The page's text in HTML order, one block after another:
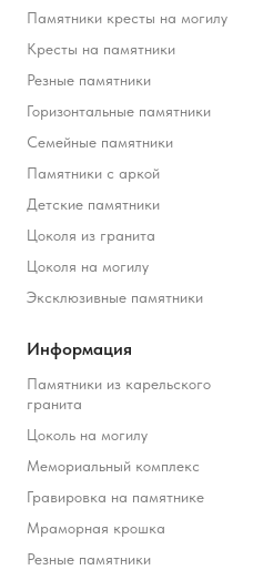
Памятники кресты на могилу
Кресты на памятники
Резные памятники
Горизонтальные памятники
Семейные памятники
Памятники с аркой
Детские памятники
Цоколя из гранита
Цоколя на могилу
Эксклюзивные памятники
Информация
Памятники из карельского
гранита
Цоколь на могилу
Мемориальный комплекс
Гравировка на памятнике
Мраморная крошка
Резные памятники